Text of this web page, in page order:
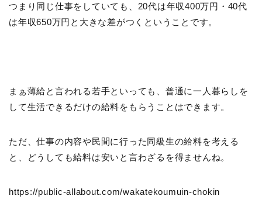
つまり同じ仕事をしていても、20代は年収400万円・40代
は年収650万円と大きな差がつくということです。
まぁ薄給と言われる若手といっても、普通に一人暮らしを
して生活できるだけの給料をもらうことはできます。
ただ、仕事の内容や民間に行った同級生の給料を考える
と、どうしても給料は安いと言わざるを得ませんね。
https://public-allabout.com/wakatekoumuin-chokin